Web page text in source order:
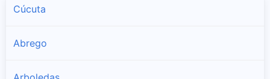
Cúcuta
Abrego